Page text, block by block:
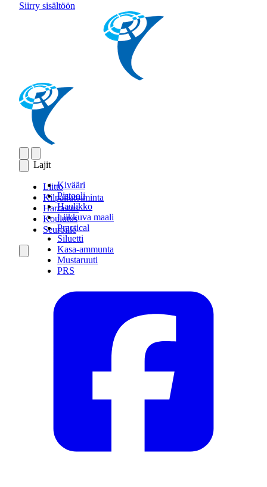
Siirry sisältöön
Lajit
Kivääri
Pistooli
Haulikko
Liikkuva maali
Practical
Siluetti
Kasa-ammunta
Mustaruuti
PRS
Liitto
Kilpailutoiminta
Harrastus
Koulutus
Seuroille